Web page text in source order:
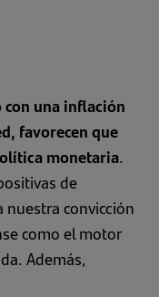
una inflación
favorecen que
monetaria.
de
convicción
como el motor
Además,